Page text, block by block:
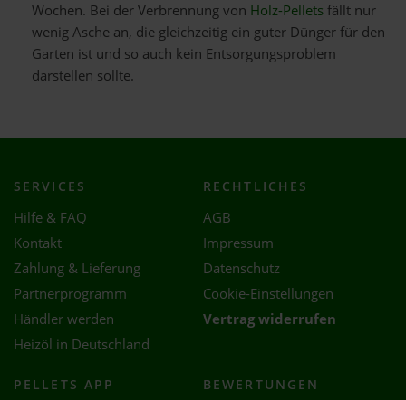
Wochen. Bei der Verbrennung von Holz-Pelletsfällt nur
wenig Asche an, die gleichzeitig ein guter Dünger für den
Garten ist und so auch kein Entsorgungsproblem
darstellen sollte.
SERVICES
Hilfe & FAQ
Kontakt
Zahlung & Lieferung
Partnerprogramm
Händler werden
Heizöl in Deutschland
RECHTLICHES
AGB
Impressum
Datenschutz
Cookie-Einstellungen
Vertrag widerrufen
PELLETS APP BEWERTUNGEN